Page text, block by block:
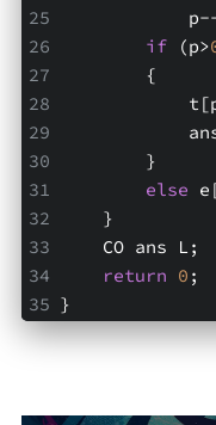
if (p>
        {
        }
else
    }
    CO ans L;
return 0 ;
}